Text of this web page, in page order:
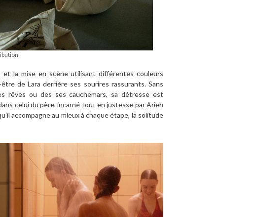
la mise en scène utilisant différentes couleurs
de Lara derrière ses sourires rassurants. Sans
rêves ou des ses cauchemars, sa détresse est
celui du père, incarné tout en justesse par Arieh
accompagne au mieux à chaque étape, la solitude